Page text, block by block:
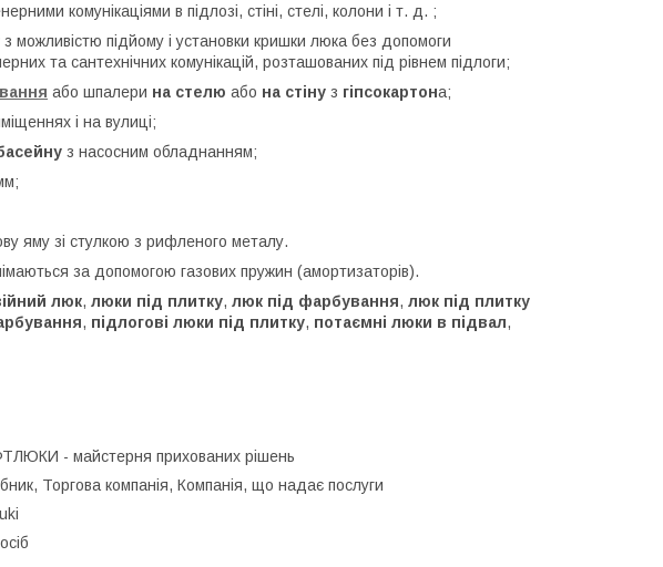
комунікаціями в підлозі, стіні, стелі, колони і т. д. ;
з можливістю підйому і установки кришки люка без допомоги
та сантехнічних комунікацій, розташованих під рівнем підлоги;
або шпалери на стелю або на стіну з гіпсокартона;
і на вулиці;
з насосним обладнанням;
яму зі стулкою з рифленого металу.
за допомогою газових пружин (амортизаторів).
люк, люки під плитку, люк під фарбування, люк під плитку
, підлогові люки під плитку, потаємні люки в підвал,
- майстерня прихованих рішень
Торгова компанія, Компанія, що надає послуги